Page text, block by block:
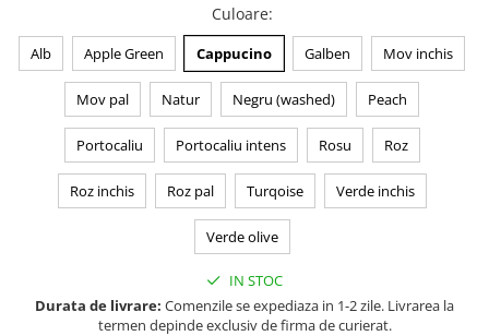
Culoare:
Alb Apple Green Cappucino Galben Mov inchis
Mov pal Natur Negru (washed) Peach
Portocaliu Portocaliu intens Rosu Roz
Roz inchis Roz pal Turqoise Verde inchis
Verde olive
IN STOC
Durata de livrare: Comenzile se expediaza in 1-2 zile. Livrarea la
termen depinde exclusiv de firma de curierat.